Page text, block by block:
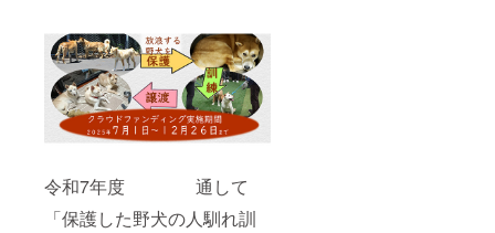
令和7年度 通して
「保護した野犬の人馴れ訓